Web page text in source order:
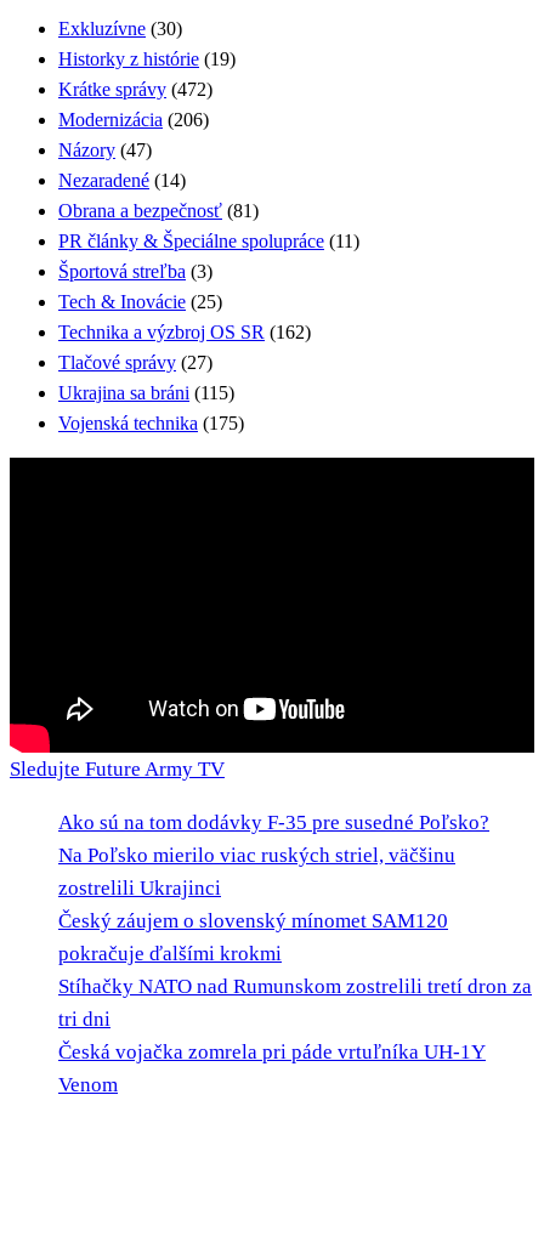
Exkluzívne (30)
Historky z histórie (19)
Krátke správy (472)
Modernizácia (206)
Názory (47)
Nezaradené (14)
Obrana a bezpečnosť (81)
PR články & Špeciálne spolupráce (11)
Športová streľba (3)
Tech & Inovácie (25)
Technika a výzbroj OS SR (162)
Tlačové správy (27)
Ukrajina sa bráni (115)
Vojenská technika (175)
Sledujte Future Army TV
Ako sú na tom dodávky F-35 pre susedné Poľsko?
Na Poľsko mierilo viac ruských striel, väčšinu
zostrelili Ukrajinci
Český záujem o slovenský mínomet SAM120
pokračuje ďalšími krokmi
Stíhačky NATO nad Rumunskom zostrelili tretí dron za
tri dni
Česká vojačka zomrela pri páde vrtuľníka UH-1Y
Venom